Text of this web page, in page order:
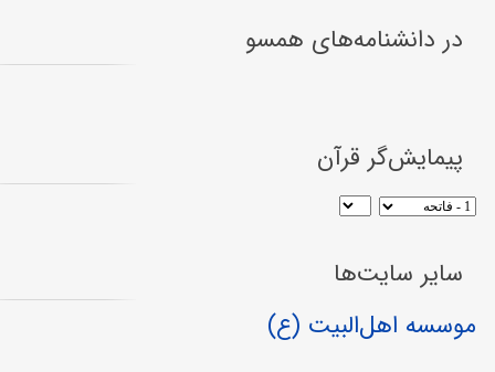
در دانشنامه‌های همسو
پیمایش‌گر قرآن
سایر سایت‌ها
موسسه اهل‌البیت (ع)